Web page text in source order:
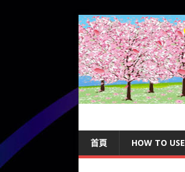
首頁 HOW TO USE